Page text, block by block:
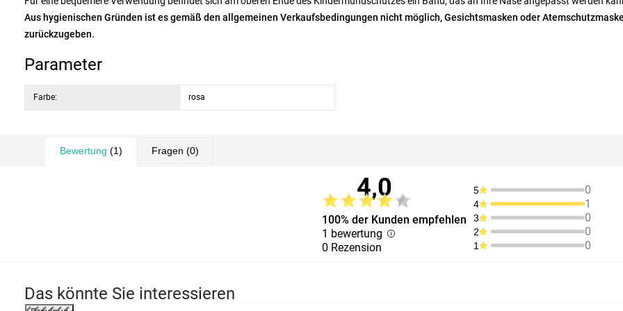
Aus hygienischen Gründen ist es gemäß den allgemeinen Verkaufsbedingungen nicht möglich, Gesichtsmasken oder
zurückzugeben.
Parameter
Farbe: rosa
Bewertung (1) Fragen (0)
4,0
100% der Kunden empfehlen
1 bewertung
0 Rezension
5 0
4 1
3 0
2 0
1 0
Das könnte Sie interessieren